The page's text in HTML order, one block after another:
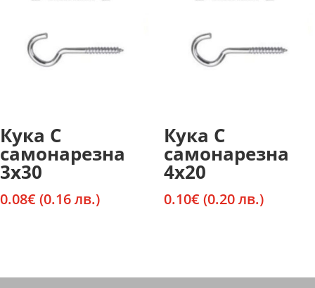
Кука С
самонарезна
3х30
0.08€ (0.16 лв.)
Кука С
самонарезна
4х20
0.10€ (0.20 лв.)